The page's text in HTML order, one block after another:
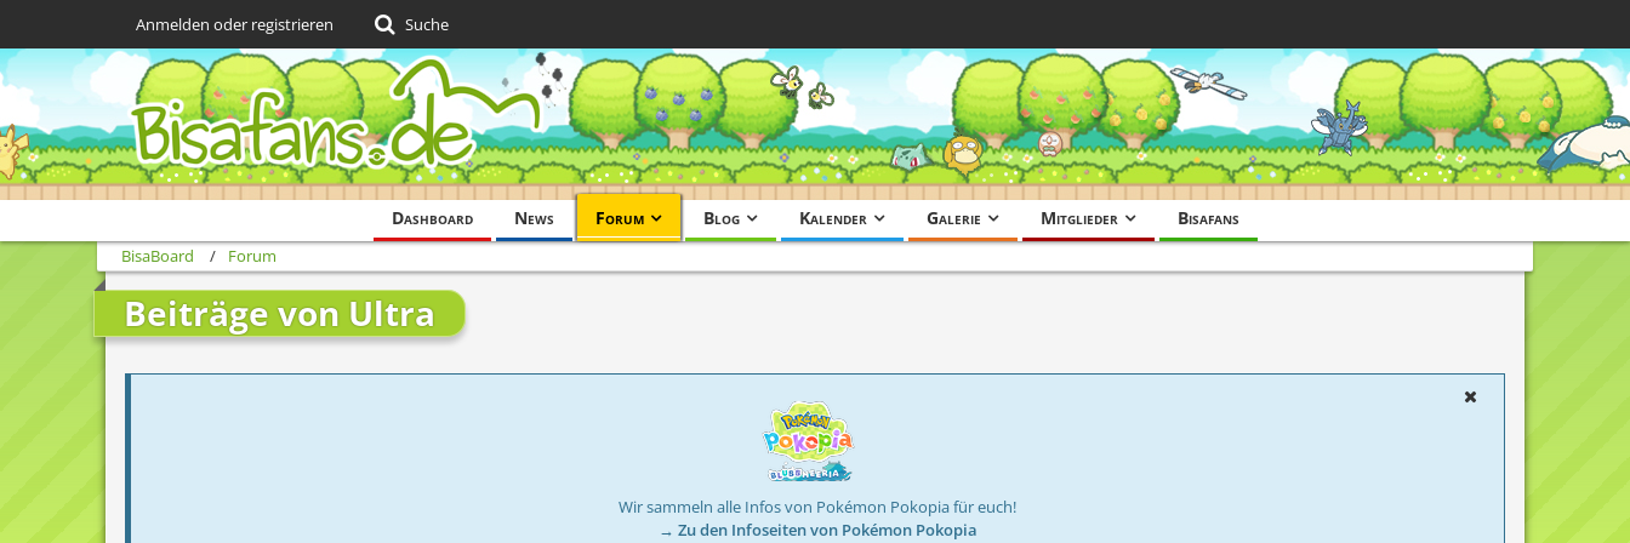
Dashboard News Forum Blog Kalender Galerie Mitglieder Bisafans
Anmelden oder registrieren Suche
BisaBoard Forum
Beiträge von Ultra
Wir sammeln alle Infos von Pokémon Pokopia für euch!
→ Zu den Infoseiten von Pokémon Pokopia